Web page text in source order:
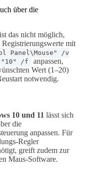
über die
das nicht möglich,
Registrierungswerte mit
Panel\Mouse" /v
"10" /f
anpassen,
Wert (1–20)
notwendig.
10 und 11 lässt sich
die
anpassen. Für
Regler
greift zudem zur
Maus-Software.